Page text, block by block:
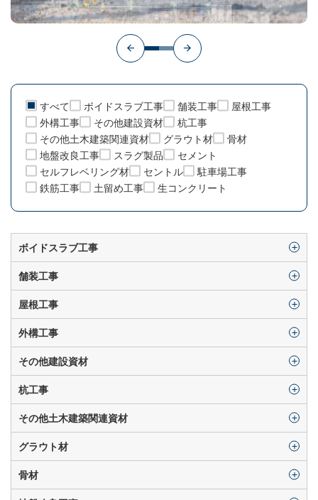
すべて ボイドスラブ工事 舗装工事
屋根工事
外構工事
その他建設資材
杭工事
その他土木建築関連資材
グラウト材
骨材
地盤改良工事
スラグ製品
セメント
セルフレベリング材
セントル
駐車場工事
鉄筋工事
土留め工事 生コンクリート
ボイドスラブ工事
舗装工事
屋根工事
外構工事
その他建設資材
杭工事
その他土木建築関連資材
グラウト材
骨材